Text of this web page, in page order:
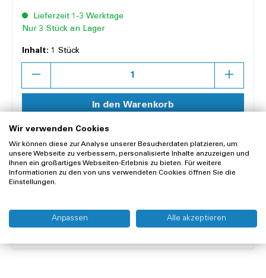
Lieferzeit 1-3 Werktage
Nur 3 Stück an Lager
Inhalt: 1 Stück
In den Warenkorb
Offerte anfragen
Lieferung und Rücksendung
Wir verwenden Cookies
Wir können diese zur Analyse unserer Besucherdaten platzieren, um
unsere Webseite zu verbessern, personalisierte Inhalte anzuzeigen und
Ihnen ein großartiges Webseiten-Erlebnis zu bieten. Für weitere
Informationen zu den von uns verwendeten Cookies öffnen Sie die
Einstellungen.
Anpassen Alle akzeptieren